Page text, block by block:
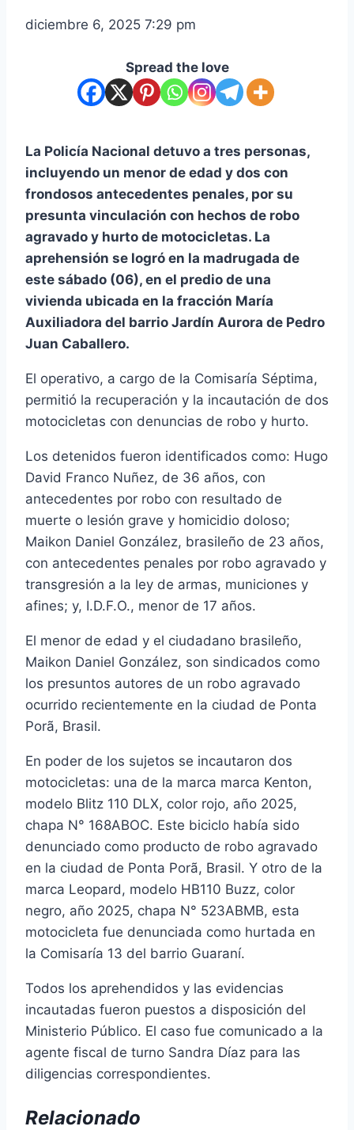
diciembre 6, 2025 7:29 pm
Spread the love
La Policía Nacional detuvo a tres personas,
incluyendo un menor de edad y dos con
frondosos antecedentes penales, por su
presunta vinculación con hechos de robo
agravado y hurto de motocicletas. La
aprehensión se logró en la madrugada de
este sábado (06), en el predio de una
vivienda ubicada en la fracción María
Auxiliadora del barrio Jardín Aurora de Pedro
Juan Caballero.
El operativo, a cargo de la Comisaría Séptima,
permitió la recuperación y la incautación de dos
motocicletas con denuncias de robo y hurto.
Los detenidos fueron identificados como: Hugo
David Franco Nuñez, de 36 años, con
antecedentes por robo con resultado de
muerte o lesión grave y homicidio doloso;
Maikon Daniel González, brasileño de 23 años,
con antecedentes penales por robo agravado y
transgresión a la ley de armas, municiones y
afines; y, I.D.F.O., menor de 17 años.
El menor de edad y el ciudadano brasileño,
Maikon Daniel González, son sindicados como
los presuntos autores de un robo agravado
ocurrido recientemente en la ciudad de Ponta
Porã, Brasil.
En poder de los sujetos se incautaron dos
motocicletas: una de la marca marca Kenton,
modelo Blitz 110 DLX, color rojo, año 2025,
chapa N° 168ABOC. Este biciclo había sido
denunciado como producto de robo agravado
en la ciudad de Ponta Porã, Brasil. Y otro de la
marca Leopard, modelo HB110 Buzz, color
negro, año 2025, chapa N° 523ABMB, esta
motocicleta fue denunciada como hurtada en
la Comisaría 13 del barrio Guaraní.
Todos los aprehendidos y las evidencias
incautadas fueron puestos a disposición del
Ministerio Público. El caso fue comunicado a la
agente fiscal de turno Sandra Díaz para las
diligencias correspondientes.
Relacionado